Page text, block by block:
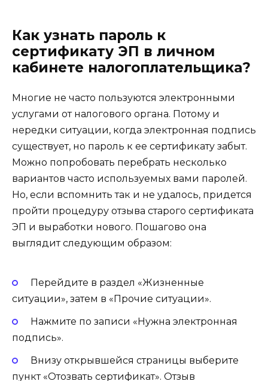
Как узнать пароль к
сертификату ЭП в личном
кабинете налогоплательщика?
Многие не часто пользуются электронными
услугами от налогового органа. Потому и
нередки ситуации, когда электронная подпись
существует, но пароль к ее сертификату забыт.
Можно попробовать перебрать несколько
вариантов часто используемых вами паролей.
Но, если вспомнить так и не удалось, придется
пройти процедуру отзыва старого сертификата
ЭП и выработки нового. Пошагово она
выглядит следующим образом:
Перейдите в раздел «Жизненные
ситуации», затем в «Прочие ситуации».
Нажмите по записи «Нужна электронная
подпись».
Внизу открывшейся страницы выберите
пункт «Отозвать сертификат». Отзыв